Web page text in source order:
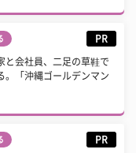
PR
と会社員、二足の草鞋で
。「沖縄ゴールデンマン
PR